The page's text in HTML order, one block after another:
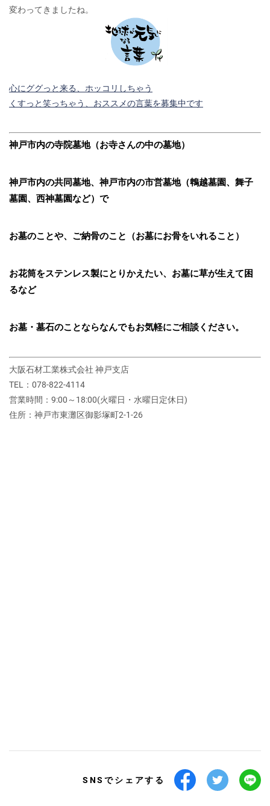
変わってきましたね。
心にググっと来る、ホッコリしちゃう
くすっと笑っちゃう、おススメの言葉を募集中です
神戸市内の寺院墓地（お寺さんの中の墓地）
神戸市内の共同墓地、神戸市内の市営墓地（鵯越墓園、舞子
墓園、西神墓園など）で
お墓のことや、ご納骨のこと（お墓にお骨をいれること）
お花筒をステンレス製にとりかえたい、お墓に草が生えて困
るなど
お墓・墓石のことならなんでもお気軽にご相談ください。
大阪石材工業株式会社 神戸支店
TEL：078-822-4114
営業時間：9:00～18:00(火曜日・水曜日定休日)
住所：神戸市東灘区御影塚町2‐1‐26
SNSでシェアする